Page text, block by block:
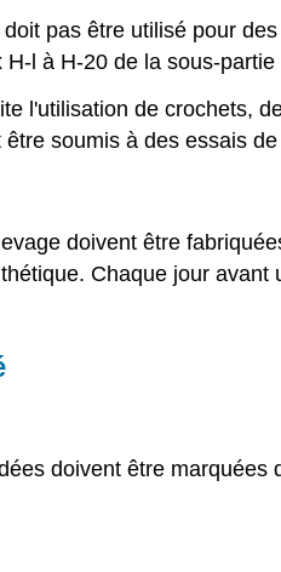
pas être utilisé pour
l à H-20 de la sous-partie
l'utilisation de crochets,
soumis à des essais
doivent être
Chaque jour
doivent être